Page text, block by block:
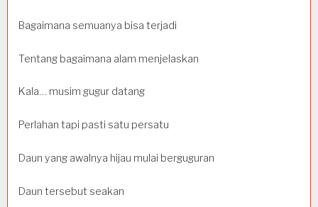
Bagaimana semuanya bisa terjadi
Tentang bagaimana alam menjelaskan
Kala… musim gugur datang
Perlahan tapi pasti satu persatu
Daun yang awalnya hijau mulai berguguran
Daun tersebut seakan